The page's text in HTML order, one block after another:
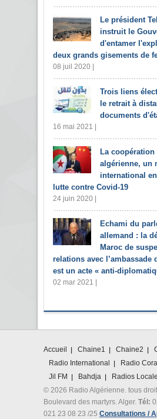
Le président
instruit le
d'entamer
deux grands gisements de
08 juil 2020 |
Trois liens
le retrait à
documents
16 mai 2021 |
La coopération
algérienne, un
international
lutte contre Covid-19
24 juin 2020 |
Echami du
allemand : la
Maroc de
relations avec l’ambassade
est un acte « anti-
02 mar 2021 |
Accueil Chaine1 Chaine2
Radio International
Radio
Jil FM
Bahdja
Radios
© 2026 Radio Algérienne. tous
Boulevard des martyrs. Alger. Tél:
021 23 08 23 /25 Consultations /